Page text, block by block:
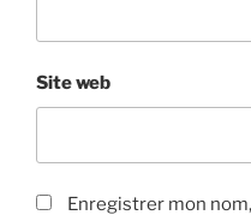
Site web
Enregistrer mon